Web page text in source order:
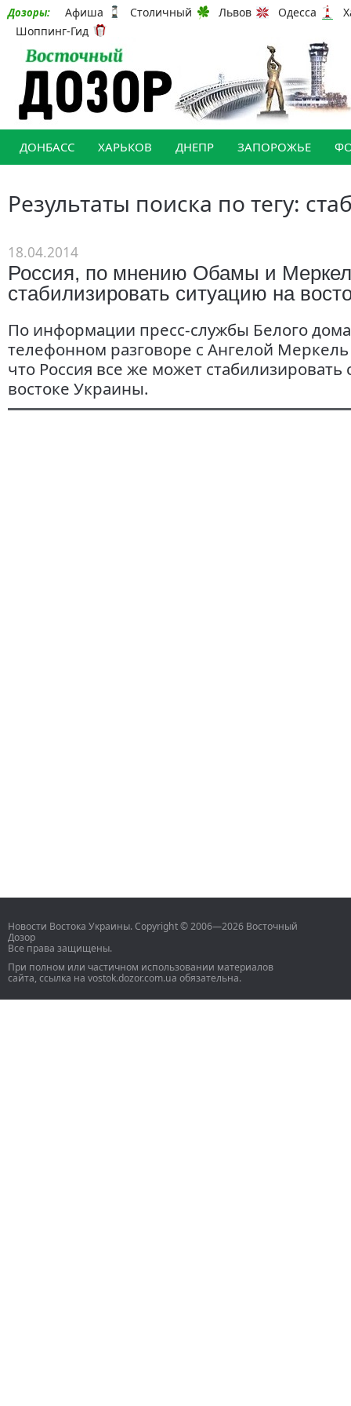
Дозоры: Афиша Столичный Львов Одесса
Шоппинг-Гид
ДОНБАСС ХАРЬКОВ ДНЕПР ЗАПОРОЖЬЕ
Результаты поиска по тегу:
18.04.2014
Россия, по мнению Обамы и
стабилизировать ситуацию на
По информации пресс-службы Белого
телефонном разговоре с Ангелой
что Россия все же может стабилизировать
востоке Украины.
Новости Востока Украины. Copyright © 2006—2026 Восточный
Дозор
Все права защищены.
При полном или частичном использовании материалов
сайта, ссылка на vostok.dozor.com.ua обязательна.